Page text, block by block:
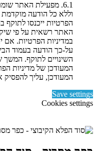
6.1. מפעילת האתר
וללא כל הודעה מוקדמת
האתר רשאית על פי
במדיניות הפרטיות. אם
השינויים לתוקף.
המעודכן של מדיניות
המעודכן, עליך
Save settings
Cookies settings